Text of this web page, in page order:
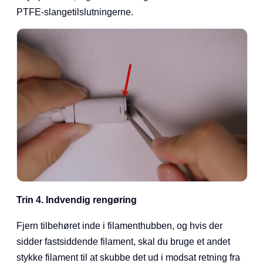
PTFE-slangetilslutningerne.
Trin 4. Indvendig rengøring
Fjern tilbehøret inde i filamenthubben, og hvis der
sidder fastsiddende filament, skal du bruge et andet
stykke filament til at skubbe det ud i modsat retning fra